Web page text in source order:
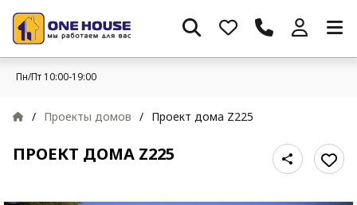
Пн/Пт 10:00-19:00
/ Проекты домов / Проект дома Z225
ПРОЕКТ ДОМА Z225